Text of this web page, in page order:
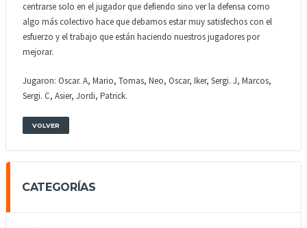
centrarse solo en el jugador que defiendo sino ver la defensa como
algo más colectivo hace que debamos estar muy satisfechos con el
esfuerzo y el trabajo que están haciendo nuestros jugadores por
mejorar.
Jugaron: Oscar. A, Mario, Tomas, Neo, Oscar, Iker, Sergi. J, Marcos,
Sergi. C, Asier, Jordi, Patrick.
VOLVER
CATEGORÍAS